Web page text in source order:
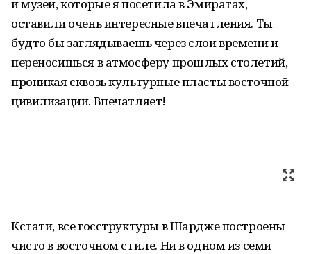
и музеи, которые я посетила в Эмиратах,
оставили очень интересные впечатления. Ты
будто бы заглядываешь через слои времени и
переносишься в атмосферу прошлых столетий,
проникая сквозь культурные пласты восточной
цивилизации. Впечатляет!
Кстати, все госструктуры в Шардже построены
чисто в восточном стиле. Ни в одном из семи